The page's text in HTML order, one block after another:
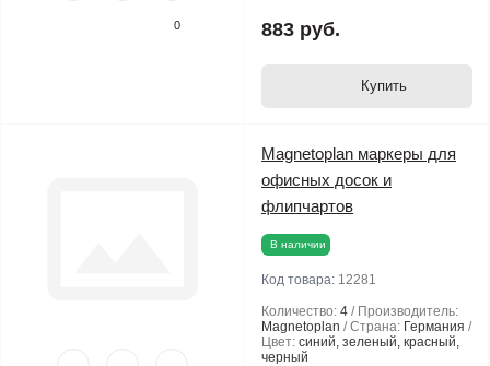
0 883 руб.
Купить
Magnetoplan маркеры для
офисных досок и
флипчартов
В наличии
Код товара: 12281
Количество: 4
Производитель:
Magnetoplan
Страна: Германия
Цвет: синий, зеленый, красный,
черный